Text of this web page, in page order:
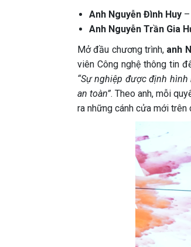
Anh Nguyễn Đình Huy –
Anh Nguyễn Trần Gia
Mở đầu chương trình, anh
viên Công nghệ thông tin
“Sự nghiệp được định
an toàn”. Theo anh, mỗi
ra những cánh cửa mới trên